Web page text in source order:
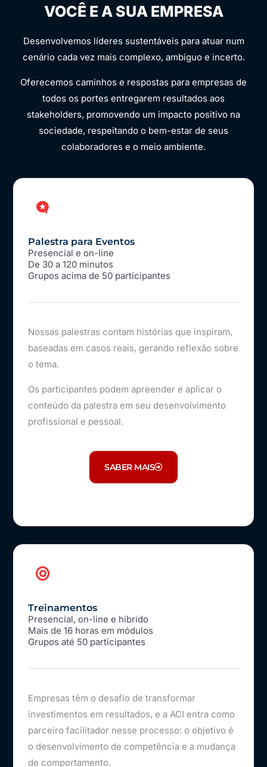
VOCÊ E A SUA EMPRESA
Desenvolvemos líderes sustentáveis para atuar num
cenário cada vez mais complexo, ambíguo e incerto.
Oferecemos caminhos e respostas para empresas de
todos os portes entregarem resultados aos
stakeholders, promovendo um impacto positivo na
sociedade, respeitando o bem-estar de seus
colaboradores e o meio ambiente.
Palestra para Eventos
Presencial e on-line
De 30 a 120 minutos
Grupos acima de 50 participantes
Nossas palestras contam histórias que inspiram,
baseadas em casos reais, gerando reflexão sobre
o tema.
Os participantes podem apreender e aplicar o
conteúdo da palestra em seu desenvolvimento
profissional e pessoal.
SABER MAIS
Treinamentos
Presencial, on-line e híbrido
Mais de 16 horas em módulos
Grupos até 50 participantes
Empresas têm o desafio de transformar
investimentos em resultados, e a ACI entra como
parceiro facilitador nesse processo: o objetivo é
o desenvolvimento de competência e a mudança
de comportamento.